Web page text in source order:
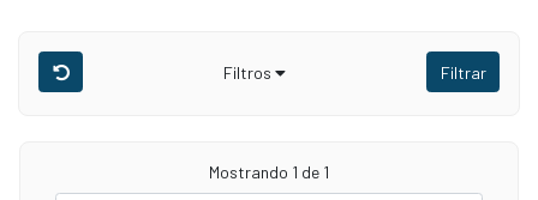
Filtros Filtrar
Mostrando 1 de 1